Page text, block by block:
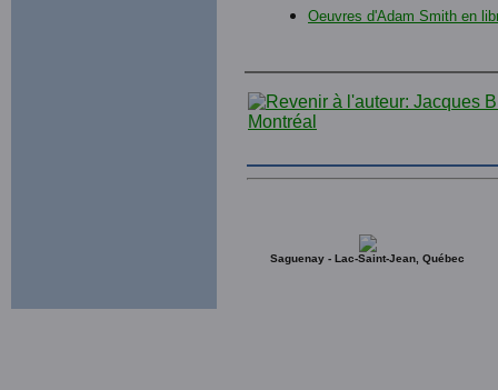
Oeuvres d'Adam Smith en
Saguenay - Lac-Saint-Jean, Québec